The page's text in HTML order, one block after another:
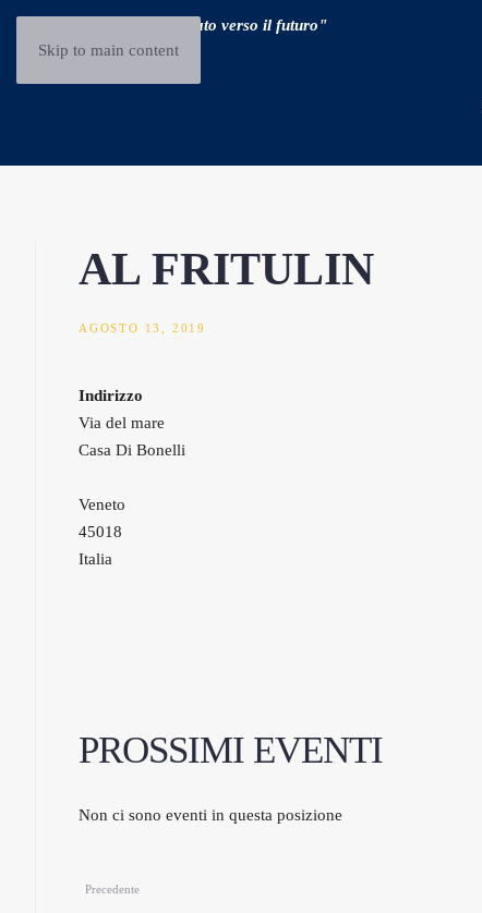
Skip to main content
"Guidare il passato verso il futuro"
AL FRITULIN
AGOSTO 13, 2019
Indirizzo
Via del mare
Casa Di Bonelli
Veneto
45018
Italia
PROSSIMI EVENTI
Non ci sono eventi in questa posizione
Precedente